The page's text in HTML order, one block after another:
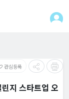
관심등록
지 스타트업 오